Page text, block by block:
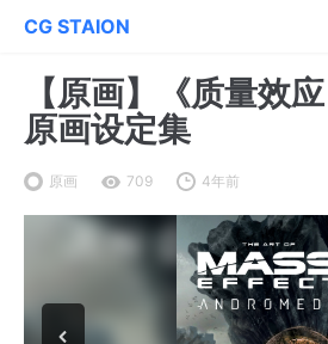
CG STAION
【原画】《质量效
原画设定集
原画 709 4年前